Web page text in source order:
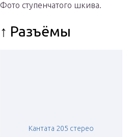
Фото ступенчатого шкива.
↑ Разъёмы
Кантата 205 стерео